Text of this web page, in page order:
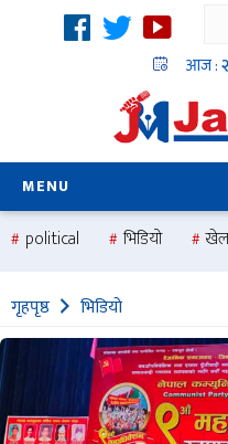
आज :
MENU
political भिडियो
national
गृहपृष्ठ भिडियो